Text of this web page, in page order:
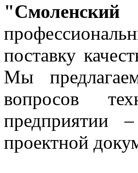
поставку
Мы
вопросов
предприятии
проектной